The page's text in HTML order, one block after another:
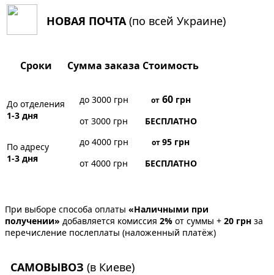
НОВАЯ ПОЧТА (по всей Украине)
Сроки Сумма заказа Стоимость
До отделения
1-3 дня
до 3000 грн от60грн
от 3000 грн
БЕСПЛАТНО
По адресу
1-3 дня
до 4000 грн от95 грн
от 4000 грн
БЕСПЛАТНО
При выборе способа оплаты «Наличными при
получении» добавляется комиссия 2% от суммы + 20 грн за
перечисление послеплаты (наложенный платёж)
САМОВЫВОЗ (в Киеве)